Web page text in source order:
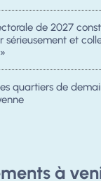
de 2027
sérieusement et
quartiers de
à